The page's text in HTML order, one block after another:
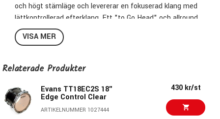
och högt stämläge och levererar en fokuserad klang med
lättkontrollerad efterklang. Ett "to Go Head" och allround
för många trumslagare både live och i studio, fungerar i
flera sammanhang och genrer. Skinnalternativet för såväl
Clear och Coated. Välj Clear om du vill ha en blötare attack.
stämbarhet.
VISA MER
Relaterade Produkter
Evans TT18EC2S 18"
Edge Control Clear
ARTIKELNUMMER 1027444
430 kr/st